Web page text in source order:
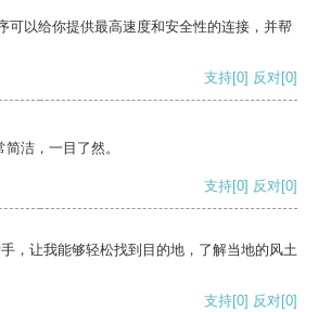
可以给你提供最高速度和安全性的连接，并帮
支持[0] 反对[0]
洁，一目了然。
支持[0] 反对[0]
，让我能够轻松找到目的地，了解当地的风土
支持[0] 反对[0]